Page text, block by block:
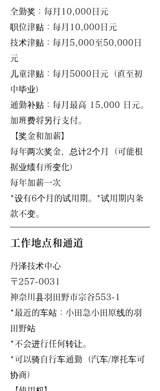
全勤奖：每月10,000日元
职位津贴：每月10,000日元
技术津贴：每月5,000至50,000日
元
儿童津贴：每月5000日元（直至初
中毕业）
通勤补贴：每月最高 15,000 日元。
加班费将另行支付。
【奖金和加薪】
每年两次奖金，总计2个月（可能根
据业绩有所变化）
每年加薪一次
*设有6个月的试用期。*试用期内条
款不变。
工作地点和通道
丹泽技术中心
〒257-0031
神奈川县羽田野市宗谷553-1
*最近的车站：小田急小田原线的羽
田野站
*不会进行任何转让。
*可以骑自行车通勤（汽车/摩托车可
协商）